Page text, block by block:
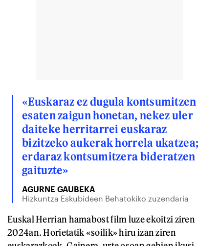
«Euskaraz ez dugula kontsumitzen
esaten zaigun honetan, nekez uler
daiteke herritarrei euskaraz
bizitzeko aukerak horrela ukatzea;
erdaraz kontsumitzera bideratzen
gaituzte»
AGURNE GAUBEKA
Hizkuntza Eskubideen Behatokiko zuzendaria
Euskal Herrian hamabost film luze ekoitzi ziren
2024an. Horietatik «soilik» hiru izan ziren